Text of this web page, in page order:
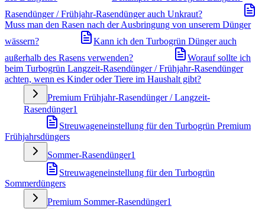
Rasendünger / Frühjahr-Rasendünger auch Unkraut?
Muss man den Rasen nach der Ausbringung von unserem Dünger
wässern?
Kann ich den Turbogrün Dünger auch
außerhalb des Rasens verwenden?
Worauf sollte ich
beim Turbogrün Langzeit-Rasendünger / Frühjahr-Rasendünger
achten, wenn es Kinder oder Tiere im Haushalt gibt?
Premium Frühjahr-Rasendünger / Langzeit-
Rasendünger1
Streuwageneinstellung für den Turbogrün Premium
Frühjahrsdüngers
Sommer-Rasendünger1
Streuwageneinstellung für den Turbogrün
Sommerdüngers
Premium Sommer-Rasendünger1